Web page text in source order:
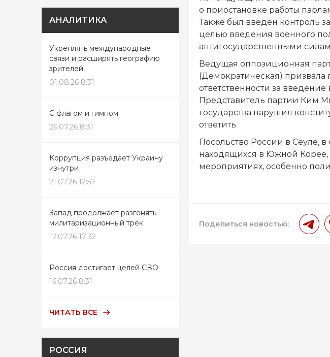
АНАЛИТИКА
Укреплять международные
связи и расширять географию
зрителей
01.08.26 8:31
С флагом и гимном
26.07.26 8:31
Коррупция разъедает Украину
изнутри
21.07.26 12:57
Запад продолжает разгонять
милитаризационный трек
17.07.26 17:32
Россия достигает целей СВО
16.07.26 8:31
ЧИТАТЬ ВСЕ
РОССИЯ
о приостановке работы
Также был введён контроль
целью введения военного
антигосударственными
Ведущая оппозиционная
(Демократическая)
ответственности за
Представитель партии Ким
государства нарушил
ответить.
Посольство России в Сеуле,
находящихся в Южной Корее,
мероприятиях, особенно
Поделиться новостью: